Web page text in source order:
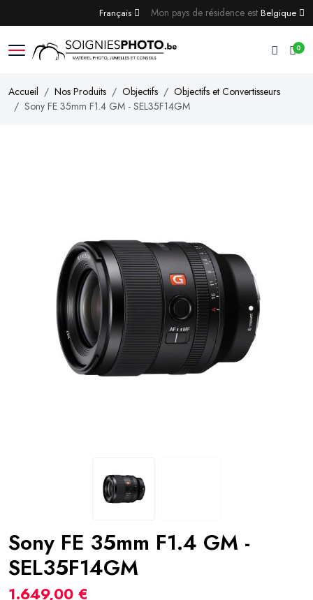
Mon pays de résidence est Belgique
Français
0
Accueil Nos Produits Objectifs
Objectifs et Convertisseurs
Sony FE 35mm F1.4 GM - SEL35F14GM
Sony FE 35mm F1.4 GM -
SEL35F14GM
1.649,00 €